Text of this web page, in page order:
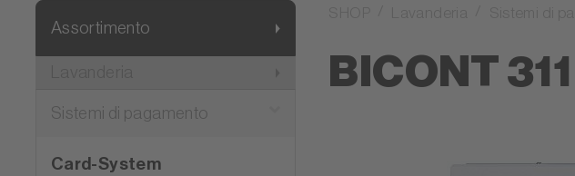
Assortimento
Sistemi di pagamento
Card-System
BICONT 311